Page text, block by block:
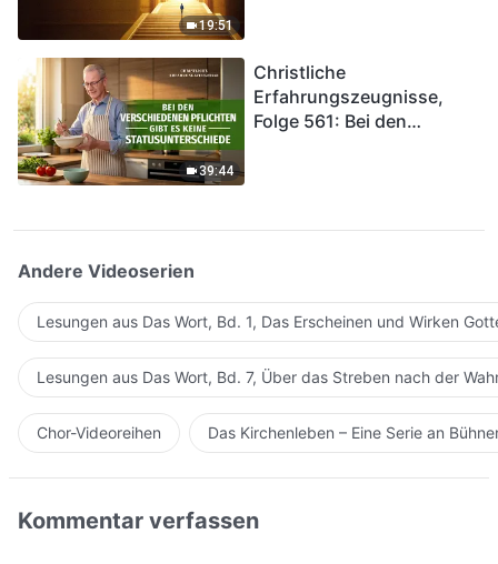
19:51
39:44
Christliche
Erfahrungszeugnisse,
Folge 561: Bei den
Andere Videoserien
Lesungen aus Das Wort, Bd. 1, Das Erscheinen und Wirken
Lesungen aus Das Wort, Bd. 7, Über das Streben nach der
Chor-Videoreihen Das Kirchenleben – Eine Serie an
Kommentar verfassen